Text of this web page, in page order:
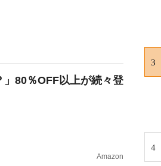
」80％OFF以上が続々登
Amazon
3
4